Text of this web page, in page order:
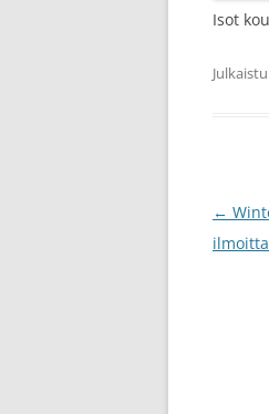
Isot
Julkaistu
selaus
←